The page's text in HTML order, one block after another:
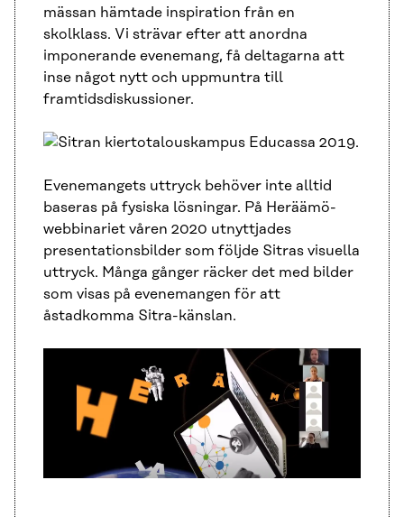
mässan hämtade inspiration från en
skolklass. Vi strävar efter att anordna
imponerande evenemang, få deltagarna att
inse något nytt och uppmuntra till
framtidsdiskussioner.
Evenemangets uttryck behöver inte alltid
baseras på fysiska lösningar. På Heräämö-
webbinariet våren 2020 utnyttjades
presentationsbilder som följde Sitras visuella
uttryck. Många gånger räcker det med bilder
som visas på evenemangen för att
åstadkomma Sitra-känslan.